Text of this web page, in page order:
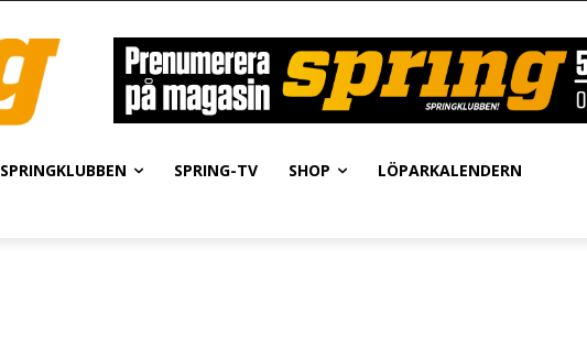
SPRINGKLUBBEN SPRING-TV SHOP LÖPARKALENDERN